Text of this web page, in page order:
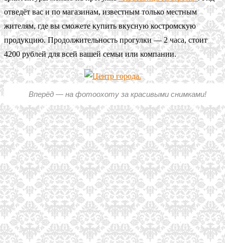
отведёт вас и по магазинам, известным только местным
жителям, где вы сможете купить вкусную костромскую
продукцию. Продолжительность прогулки — 2 часа, стоит
4200 рублей для всей вашей семьи или компании.
Вперёд — на фотоохоту за красивыми снимками!